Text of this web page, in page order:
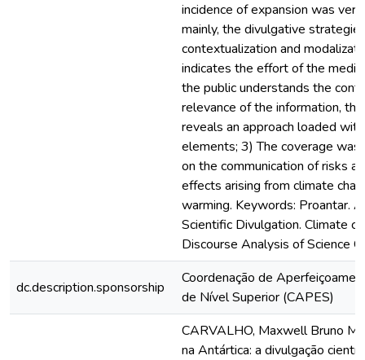
incidence of expansion was
mainly, the divulgative
contextualization and
indicates the effort of the
the public understands the
relevance of the information,
reveals an approach loaded
elements; 3) The coverage
on the communication of risks
effects arising from climate
warming. Keywords: Proantar.
Scientific Divulgation. Climate
Discourse Analysis of Science
dc.description.sponsorship
Coordenação de
de Nível Superior (CAPES)
CARVALHO, Maxwell Bruno
na Antártica: a divulgação